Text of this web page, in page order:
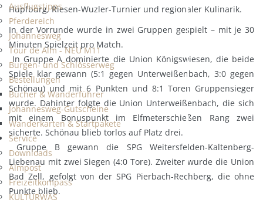
Ausflugstipps
Pferdereich
Johannesweg
Tour de Alm - NEU M11
Burgen- und Schlösserweg
Bestellungen
Bücher & Wanderführer
Johannesweg-Gutscheine
Wanderkarten & Startpakete
Service
Downloads
Almpost
Freizeitkompass
KULTURWAS
Hüpfburg, Riesen-Wuzler-Turnier und regionaler Kulinarik.
In der Vorrunde wurde in zwei Gruppen gespielt – mit je 30
Minuten Spielzeit pro Match.
In Gruppe A dominierte die Union Königswiesen, die beide
Spiele klar gewann (5:1 gegen Unterweißenbach, 3:0 gegen
Schönau) und mit 6 Punkten und 8:1 Toren Gruppensieger
wurde. Dahinter folgte die Union Unterweißenbach, die sich
mit einem Bonuspunkt im Elfmeterschießen Rang zwei
sicherte. Schönau blieb torlos auf Platz drei.
Gruppe B gewann die SPG Weitersfelden-Kaltenberg-
Liebenau mit zwei Siegen (4:0 Tore). Zweiter wurde die Union
Bad Zell, gefolgt von der SPG Pierbach-Rechberg, die ohne
Punkte blieb.